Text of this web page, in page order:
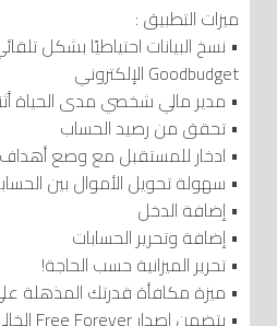
ميزات التطبيق :
• نسخ البيانات احتياطيًا بشكل
Goodbudget الإلكتروني
• مدير مالي شخصي مدى الحياة
• تحقق من رصيد الحساب
• ادخار للمستقبل مع وصع أهداف
• سهولة تحويل الأموال بين
• إضافة الدخل
• إضافة وتحرير الحسابات
• تحرير الميزانية حسب الحاجة!
• ميزة مكافأة قدرتك المذهلة
• يتضمن إصدار Free Forever الخالي من الإعلانات